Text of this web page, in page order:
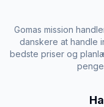
Gomas mission
danskere at handle
bedste priser og